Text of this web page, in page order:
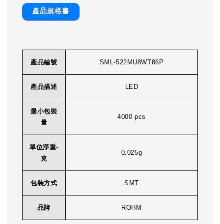
產品規格書
產品編號 SML-522MU8WT86P
產品描述 LED
最小包裝
量
4000 pcs
單位淨重-
克
0.025g
包裝方式 SMT
品牌 ROHM